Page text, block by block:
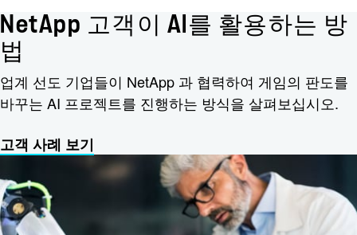
NetApp 고객이 AI를 활용하는 방
법
업계 선도 기업들이 NetApp 과 협력하여 게임의 판도를
바꾸는 AI 프로젝트를 진행하는 방식을 살펴보십시오.
고객 사례 보기